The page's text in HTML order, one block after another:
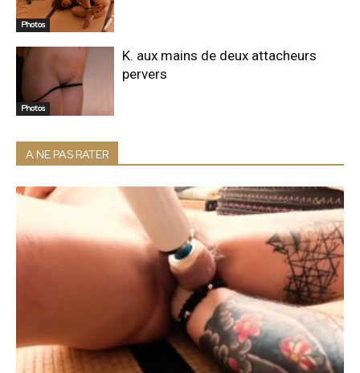
Photos
Photos
K. aux mains de deux attacheurs
pervers
A NE PAS RATER